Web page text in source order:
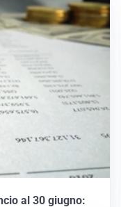
al 30 giugno: